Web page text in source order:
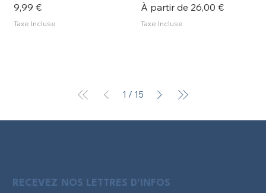
Prix
9,99 €
Taxe Incluse
À partir de 26,00 €
Prix promotionnel
Taxe Incluse
1 / 15
RECEVEZ NOS LETTRES D'INFOS